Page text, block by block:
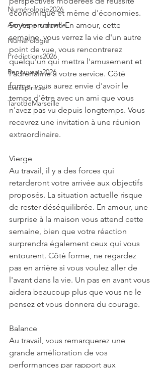
Numérologie2026
Annéepersonnelle
Numérologie
Prédictions2026
Renouveau2026
Eveilspirituel
TarotdeMarseille
économique et même d'économies.
Soyez prudent. En amour, cette
semaine, vous verrez la vie d'un autre
point de vue, vous rencontrerez
quelqu'un qui mettra l'amusement et
l'adrénaline à votre service. Côté
forme, vous aurez envie d'avoir le
temps d'être avec un ami que vous
n'avez pas vu depuis longtemps. Vous
recevrez une invitation à une réunion
extraordinaire.
Vierge
Au travail, il y a des forces qui
retarderont votre arrivée aux objectifs
proposés. La situation actuelle risque
de rester déséquilibrée. En amour, une
surprise à la maison vous attend cette
semaine, bien que votre réaction
surprendra également ceux qui vous
entourent. Côté forme, ne regardez
pas en arrière si vous voulez aller de
l'avant dans la vie. Un pas en avant vous
aidera beaucoup plus que vous ne le
pensez et vous donnera du courage.
Balance
Au travail, vous remarquerez une
grande amélioration de vos
performances par rapport aux